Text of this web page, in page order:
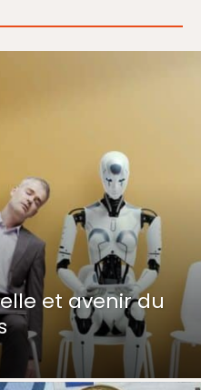
et avenir du